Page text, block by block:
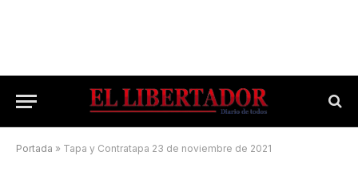
Portada » Tapa y Contratapa 23 de noviembre de 2021